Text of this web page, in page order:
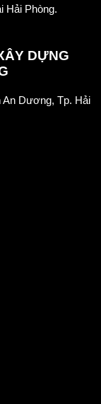
Hải Phòng.
DỰNG
An Dương, Tp. Hải